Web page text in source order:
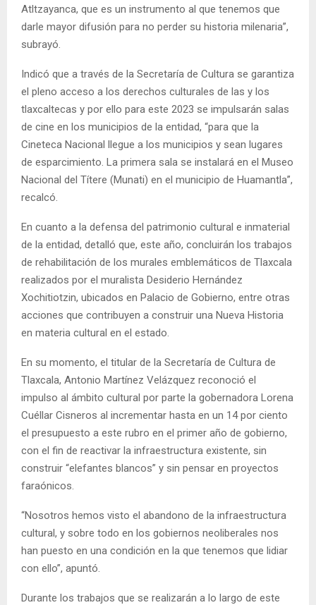
Atltzayanca, que es un instrumento al que tenemos que
darle mayor difusión para no perder su historia milenaria”,
subrayó.
Indicó que a través de la Secretaría de Cultura se garantiza
el pleno acceso a los derechos culturales de las y los
tlaxcaltecas y por ello para este 2023 se impulsarán salas
de cine en los municipios de la entidad, “para que la
Cineteca Nacional llegue a los municipios y sean lugares
de esparcimiento. La primera sala se instalará en el Museo
Nacional del Títere (Munati) en el municipio de Huamantla”,
recalcó.
En cuanto a la defensa del patrimonio cultural e inmaterial
de la entidad, detalló que, este año, concluirán los trabajos
de rehabilitación de los murales emblemáticos de Tlaxcala
realizados por el muralista Desiderio Hernández
Xochitiotzin, ubicados en Palacio de Gobierno, entre otras
acciones que contribuyen a construir una Nueva Historia
en materia cultural en el estado.
En su momento, el titular de la Secretaría de Cultura de
Tlaxcala, Antonio Martínez Velázquez reconoció el
impulso al ámbito cultural por parte la gobernadora Lorena
Cuéllar Cisneros al incrementar hasta en un 14 por ciento
el presupuesto a este rubro en el primer año de gobierno,
con el fin de reactivar la infraestructura existente, sin
construir “elefantes blancos” y sin pensar en proyectos
faraónicos.
“Nosotros hemos visto el abandono de la infraestructura
cultural, y sobre todo en los gobiernos neoliberales nos
han puesto en una condición en la que tenemos que lidiar
con ello”, apuntó.
Durante los trabajos que se realizarán a lo largo de este